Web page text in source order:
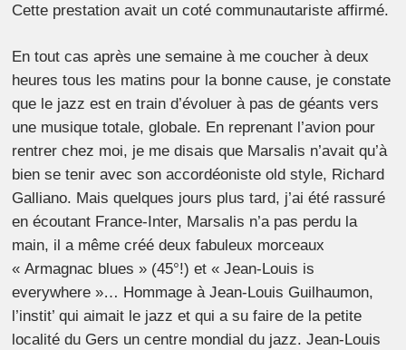
Cette prestation avait un coté communautariste affirmé.
En tout cas après une semaine à me coucher à deux
heures tous les matins pour la bonne cause, je constate
que le jazz est en train d’évoluer à pas de géants vers
une musique totale, globale. En reprenant l’avion pour
rentrer chez moi, je me disais que Marsalis n’avait qu’à
bien se tenir avec son accordéoniste old style, Richard
Galliano. Mais quelques jours plus tard, j’ai été rassuré
en écoutant France-Inter, Marsalis n’a pas perdu la
main, il a même créé deux fabuleux morceaux
« Armagnac blues » (45°!) et « Jean-Louis is
everywhere »… Hommage à Jean-Louis Guilhaumon,
l’instit’ qui aimait le jazz et qui a su faire de la petite
localité du Gers un centre mondial du jazz. Jean-Louis